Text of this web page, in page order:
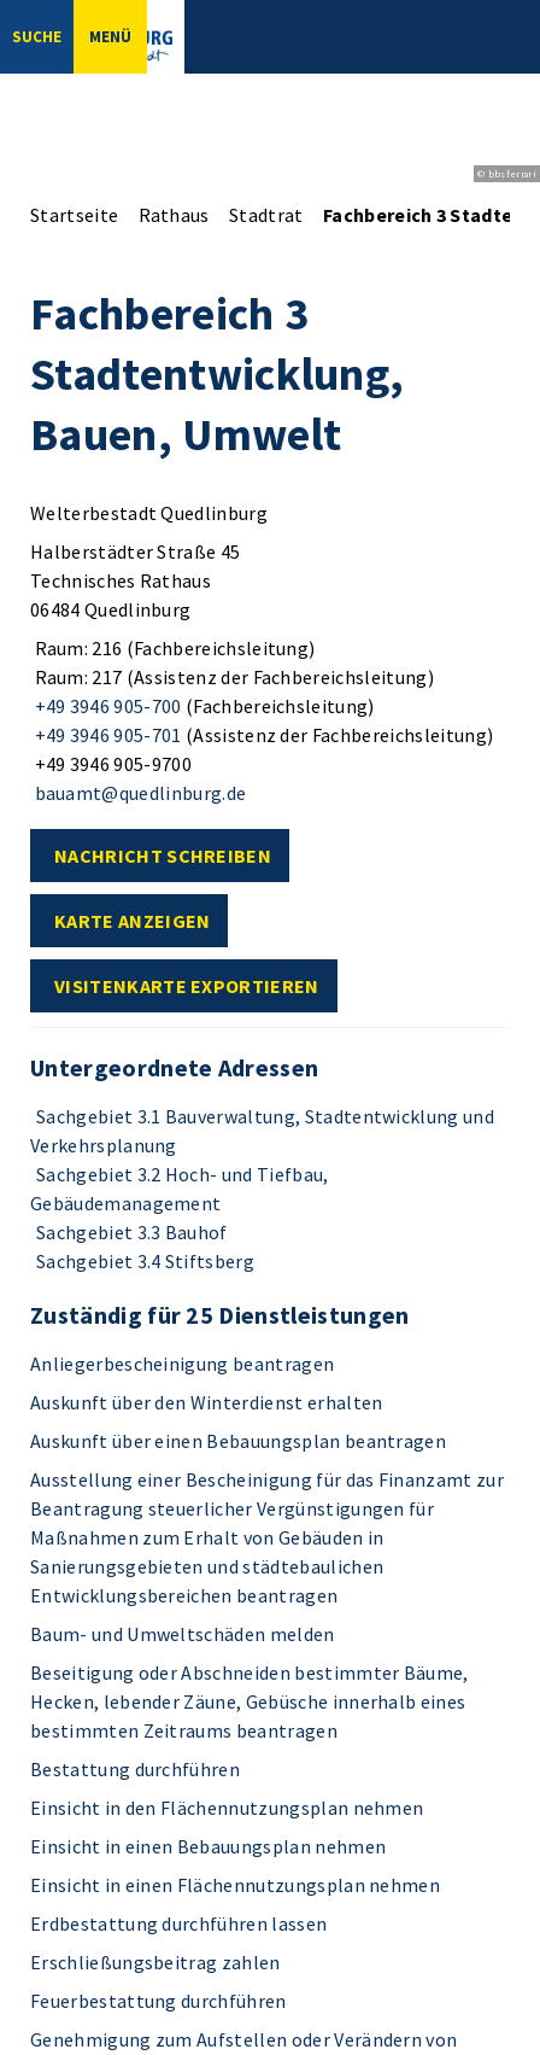
SUCHE MENÜ
© bbsferrari
Startseite Rathaus Stadtrat Fachbereich 3
Fachbereich 3
Stadtentwicklung,
Bauen, Umwelt
Welterbestadt Quedlinburg
Halberstädter Straße 45
Technisches Rathaus
06484 Quedlinburg
Raum: 216 (Fachbereichsleitung)
Raum: 217 (Assistenz der Fachbereichsleitung)
+49 3946 905-700 (Fachbereichsleitung)
+49 3946 905-701 (Assistenz der Fachbereichsleitung)
+49 3946 905-9700
bauamt@quedlinburg.de
NACHRICHT SCHREIBEN
KARTE ANZEIGEN
VISITENKARTE EXPORTIEREN
Untergeordnete Adressen
Sachgebiet 3.1 Bauverwaltung, Stadtentwicklung und
Verkehrsplanung
Sachgebiet 3.2 Hoch- und Tiefbau,
Gebäudemanagement
Sachgebiet 3.3 Bauhof
Sachgebiet 3.4 Stiftsberg
Zuständig für 25 Dienstleistungen
Anliegerbescheinigung beantragen
Auskunft über den Winterdienst erhalten
Auskunft über einen Bebauungsplan beantragen
Ausstellung einer Bescheinigung für das Finanzamt zur
Beantragung steuerlicher Vergünstigungen für
Maßnahmen zum Erhalt von Gebäuden in
Sanierungsgebieten und städtebaulichen
Entwicklungsbereichen beantragen
Baum- und Umweltschäden melden
Beseitigung oder Abschneiden bestimmter Bäume,
Hecken, lebender Zäune, Gebüsche innerhalb eines
bestimmten Zeitraums beantragen
Bestattung durchführen
Einsicht in den Flächennutzungsplan nehmen
Einsicht in einen Bebauungsplan nehmen
Einsicht in einen Flächennutzungsplan nehmen
Erdbestattung durchführen lassen
Erschließungsbeitrag zahlen
Feuerbestattung durchführen
Genehmigung zum Aufstellen oder Verändern von